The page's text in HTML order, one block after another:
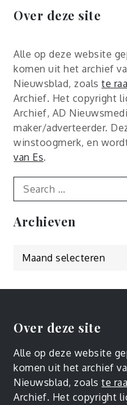
Over deze site
Alle op deze website
komen uit het archief
Nieuwsblad, zoalste
Archief. Het copyright
Archief, AD
maker/adverteerder.
winstoogmerk, en
van Es.
Search
for:
Archieven
Over deze site
Alle op deze website
komen uit het archief
Nieuwsblad, zoalste
Archief. Het copyright